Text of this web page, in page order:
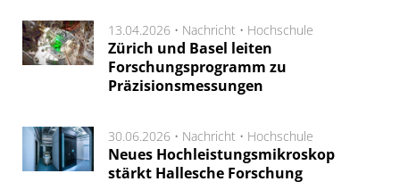
13.04.2026 • Nachricht • Hochschule
Zürich und Basel leiten
Forschungsprogramm zu
Präzisionsmessungen
30.06.2026 • Nachricht • Hochschule
Neues Hochleistungsmikroskop
stärkt Hallesche Forschung